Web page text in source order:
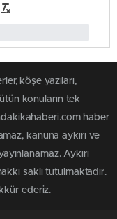
köşe yazıları,
konuların tek
haber
kanuna aykırı ve
Aykırı
saklı tutulmaktadır.
ederiz.